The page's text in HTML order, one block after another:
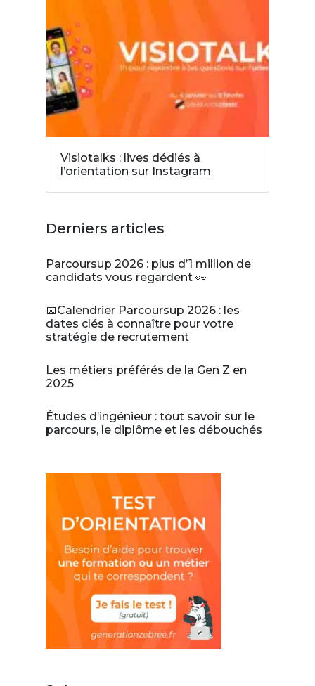
Visiotalks : lives dédiés à
l’orientation sur Instagram
Derniers articles
Parcoursup 2026 : plus d’1 million de
candidats vous regardent 👀
📅Calendrier Parcoursup 2026 : les
dates clés à connaître pour votre
stratégie de recrutement
Les métiers préférés de la Gen Z en
2025
Études d’ingénieur : tout savoir sur le
parcours, le diplôme et les débouchés